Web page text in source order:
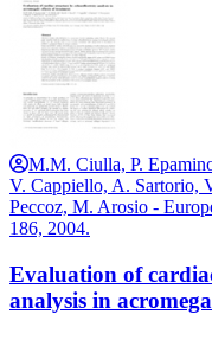
M.M. Ciulla, P.
V. Cappiello, A. Sartorio,
Peccoz, M. Arosio -
186, 2004.
Evaluation of
analysis in